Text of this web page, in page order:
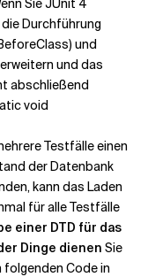
Sie JUnit 4
Durchführung
und
und das
abschließend
void
Testfälle einen
der Datenbank
kann das Laden
für alle Testfälle
einer DTD für das
Dinge dienen Sie
folgenden Code in